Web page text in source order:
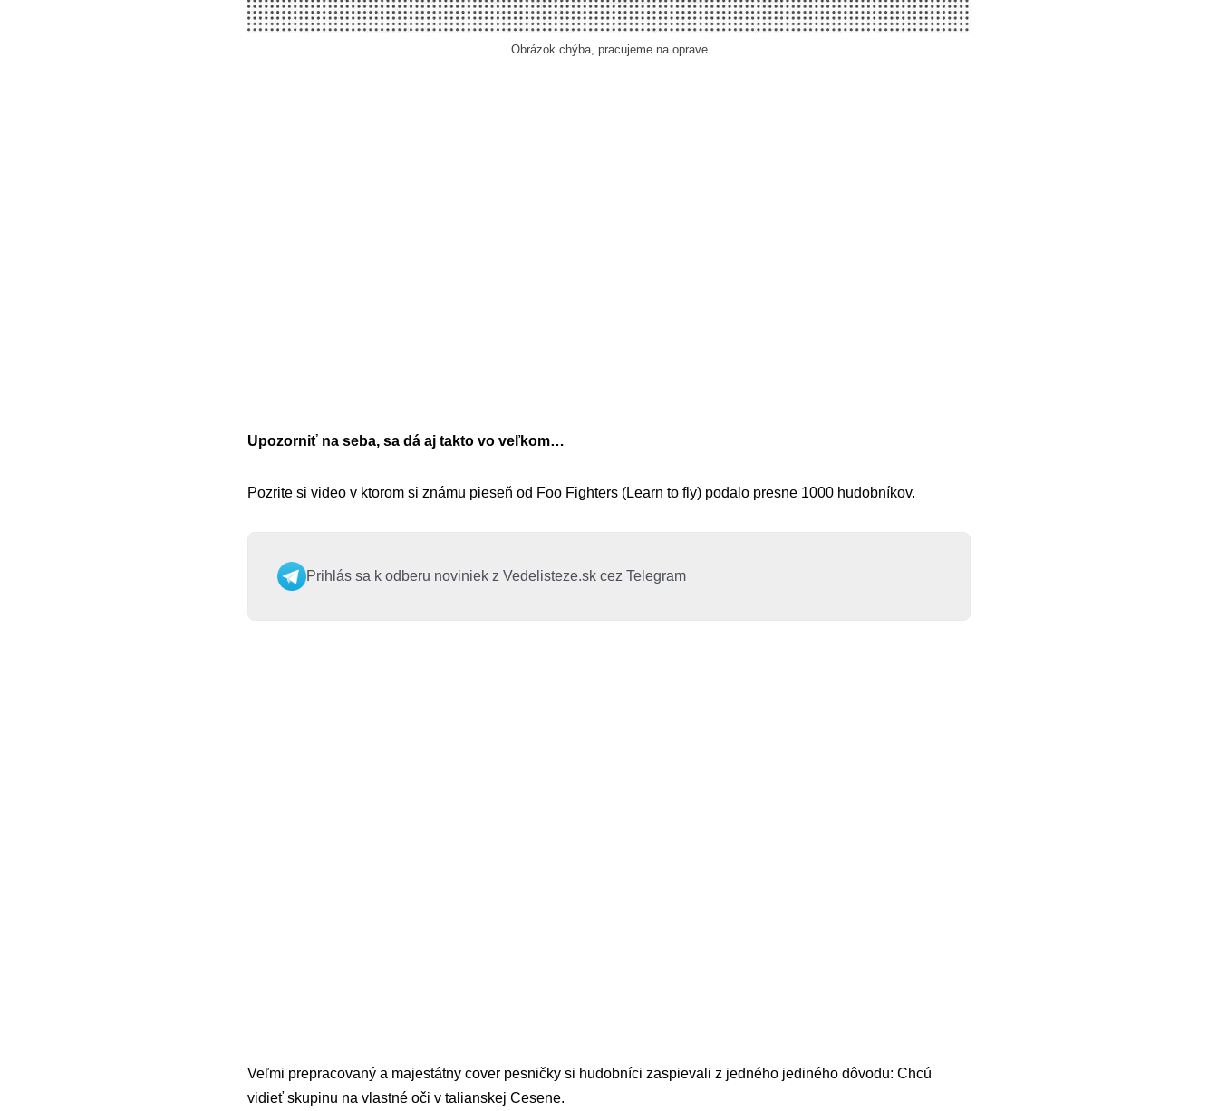
Obrázok chýba, pracujeme na oprave
Upozorniť na seba, sa dá aj takto vo veľkom…
Pozrite si video v ktorom si známu pieseň od Foo Fighters (Learn to fly) podalo presne 1000 hudobníkov.
Prihlás sa k odberu noviniek z Vedelisteze.sk cez Telegram
Veľmi prepracovaný a majestátny cover pesničky si hudobníci zaspievali z jedného jediného dôvodu: Chcú
vidieť skupinu na vlastné oči v talianskej Cesene.